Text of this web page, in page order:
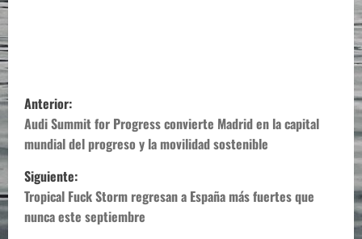
N
a
v
e
Anterior:
Audi Summit for Progress convierte Madrid en la capital
mundial del progreso y la movilidad sostenible
Siguiente:
Tropical Fuck Storm regresan a España más fuertes que
nunca este septiembre